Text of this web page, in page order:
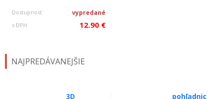
Dostupnosť vypredané
s DPH 12.90 €
NAJPREDÁVANEJŠIE
3D
pohľadnic